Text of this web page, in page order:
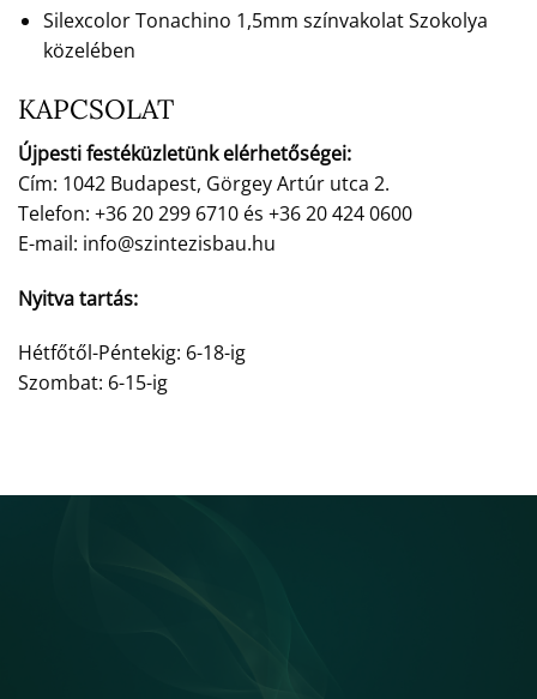
Silexcolor Tonachino 1,5mm színvakolat Szokolya
közelében
KAPCSOLAT
Újpesti festéküzletünk elérhetőségei:
Cím: 1042 Budapest, Görgey Artúr utca 2.
Telefon: +36 20 299 6710 és +36 20 424 0600
E-mail: info@szintezisbau.hu
Nyitva tartás:
Hétfőtől-Péntekig: 6-18-ig
Szombat: 6-15-ig